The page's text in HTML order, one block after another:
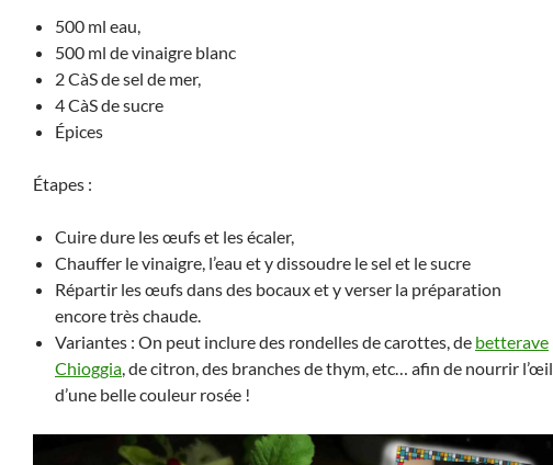
500 ml eau,
500 ml de vinaigre blanc
2 CàS de sel de mer,
4 CàS de sucre
Épices
Étapes :
Cuire dure les œufs et les écaler,
Chauffer le vinaigre, l’eau et y dissoudre le sel et le sucre
Répartir les œufs dans des bocaux et y verser la préparation
encore très chaude.
Variantes : On peut inclure des rondelles de carottes, de betterave
Chioggia, de citron, des branches de thym, etc… afin de nourrir l’œil
d’une belle couleur rosée !